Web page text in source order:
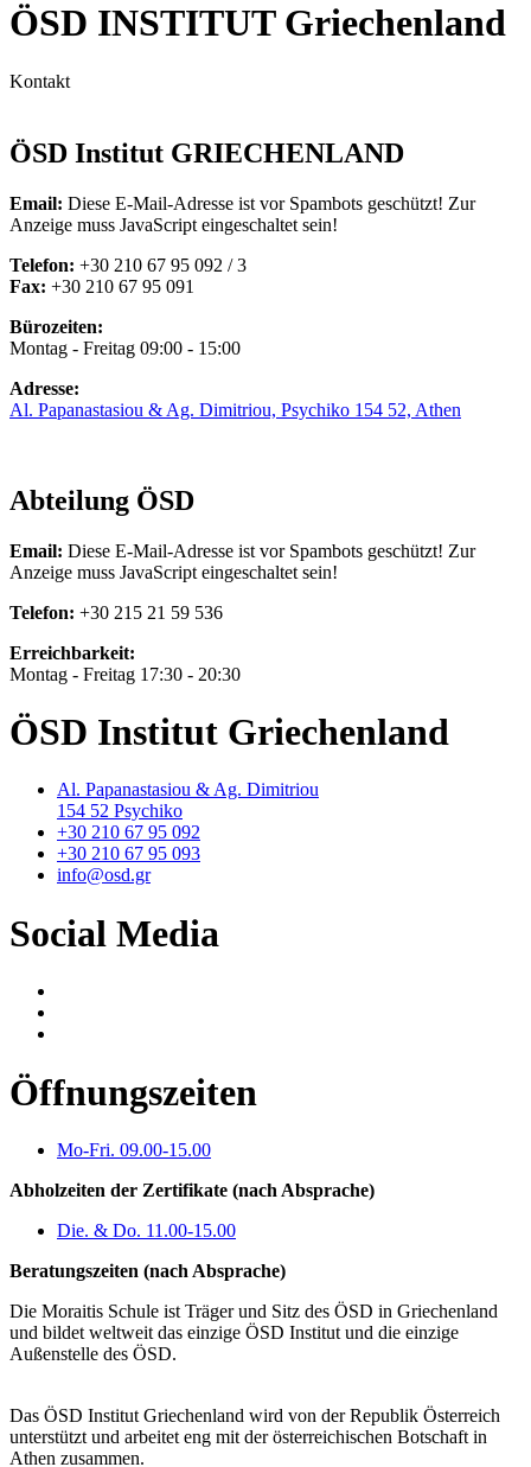
ÖSD INSTITUT Griechenland
Kontakt
ÖSD Institut GRIECHENLAND
Email: Diese E-Mail-Adresse ist vor Spambots geschützt! Zur
Anzeige muss JavaScript eingeschaltet sein!
Telefon: +30 210 67 95 092 / 3
Fax: +30 210 67 95 091
Bürozeiten:
Montag - Freitag 09:00 - 15:00
Adresse:
Al. Papanastasiou & Ag. Dimitriou, Psychiko 154 52, Athen
Abteilung ÖSD
Email: Diese E-Mail-Adresse ist vor Spambots geschützt! Zur
Anzeige muss JavaScript eingeschaltet sein!
Telefon: +30 215 21 59 536
Erreichbarkeit:
Montag - Freitag 17:30 - 20:30
ÖSD Institut Griechenland
Al. Papanastasiou & Ag. Dimitriou
154 52 Psychiko
+30 210 67 95 092
+30 210 67 95 093
info@osd.gr
Social Media
Öffnungszeiten
Mo-Fri. 09.00-15.00
Abholzeiten der Zertifikate (nach Absprache)
Die. & Do. 11.00-15.00
Beratungszeiten (nach Absprache)
Die Moraitis Schule ist Träger und Sitz des ÖSD in Griechenland
und bildet weltweit das einzige ÖSD Institut und die einzige
Außenstelle des ÖSD.
Das ÖSD Institut Griechenland wird von der Republik Österreich
unterstützt und arbeitet eng mit der österreichischen Botschaft in
Athen zusammen.